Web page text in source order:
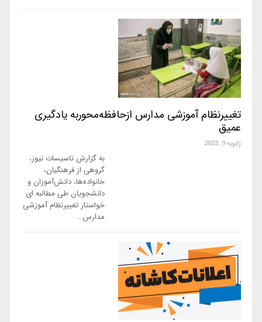
تغییرنظام آموزشی مدارس ازحافظه‌محوربه یادگیری
عمیق
ژانویه 9, 2023
به گزارش تاسیسات نیوز،
گروهی از فرهنگیان،
خانواده‌ها، دانش‌آموزان و
دانشجویان طی مطالبه ای
خواستار تغییرنظام آموزشی
مدارس…